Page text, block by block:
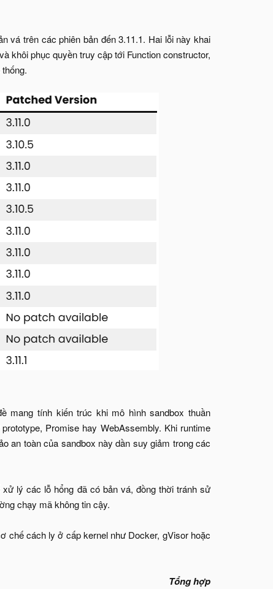
vá trên các phiên bản đến 3.11.1. Hai lỗi này khai
khôi phục quyền truy cập tới Function constructor,
mang tính kiến trúc khi mô hình sandbox thuần
Promise hay WebAssembly. Khi runtime
an toàn của sandbox này dần suy giảm trong các
lý các lỗ hổng đã có bản vá, đồng thời tránh sử
chạy mã không tin cậy.
chế cách ly ở cấp kernel như Docker, gVisor hoặc
Tổng hợp